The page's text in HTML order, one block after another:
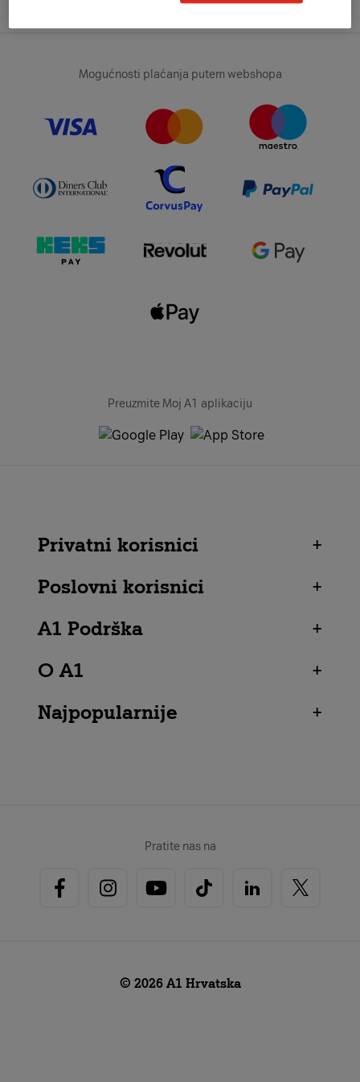
Mogućnosti plaćanja putem webshopa
Preuzmite Moj A1 aplikaciju
Privatni korisnici
+
Poslovni korisnici
+
A1 Podrška
+
O A1
+
Najpopularnije
+
Pratite nas na
© 2026 A1 Hrvatska